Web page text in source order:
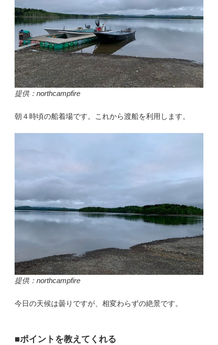
提供：northcampfire
朝４時頃の船着場です。これから渡船を利用します。
提供：northcampfire
今日の天候は曇りですが、相変わらずの絶景です。
■ポイントを教えてくれる